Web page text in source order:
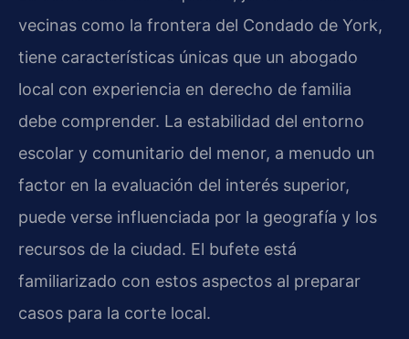
vecinas como la frontera del Condado de York,
tiene características únicas que un abogado
local con experiencia en derecho de familia
debe comprender. La estabilidad del entorno
escolar y comunitario del menor, a menudo un
factor en la evaluación del interés superior,
puede verse influenciada por la geografía y los
recursos de la ciudad. El bufete está
familiarizado con estos aspectos al preparar
casos para la corte local.